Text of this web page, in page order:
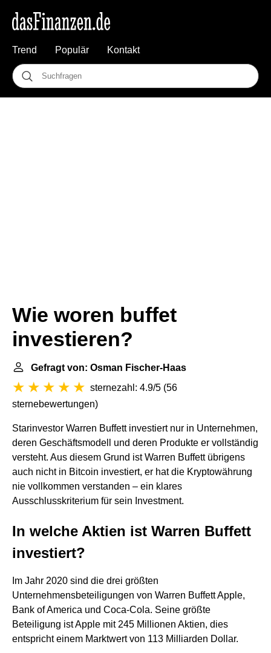
Trend Populär Kontakt
Wie woren buffet
investieren?
Gefragt von: Osman Fischer-Haas
sternezahl: 4.9/5 (56
sternebewertungen)
Starinvestor Warren Buffett investiert nur in Unternehmen,
deren Geschäftsmodell und deren Produkte er vollständig
versteht. Aus diesem Grund ist Warren Buffett übrigens
auch nicht in Bitcoin investiert, er hat die Kryptowährung
nie vollkommen verstanden – ein klares
Ausschlusskriterium für sein Investment.
In welche Aktien ist Warren Buffett
investiert?
Im Jahr 2020 sind die drei größten
Unternehmensbeteiligungen von Warren Buffett Apple,
Bank of America und Coca-Cola. Seine größte
Beteiligung ist Apple mit 245 Millionen Aktien, dies
entspricht einem Marktwert von 113 Milliarden Dollar.